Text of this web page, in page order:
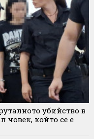
убийство в
човек, който се е